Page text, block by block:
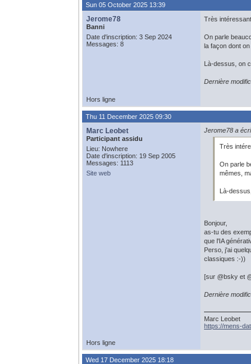
Sun 05 October 2025 13:39
Jerome78
Banni
Date d'inscription: 3 Sep 2024
Messages: 8
Très
On parle
la façon dont
Là-dessus, on
Dernière
Hors ligne
Thu 11 December 2025 09:30
Marc Leobet
Participant assidu
Lieu: Nowhere
Date d'inscription: 19 Sep 2005
Messages: 1113
Site web
Jerome78 a
Très
On parle
mêmes,
Là-
Bonjour,
as-tu des
que l'IA
Perso, j'ai
classiques :-))
[sur @bsky et
Dernière
Marc Leobet
https://mens-
Hors ligne
Wed 17 December 2025 18:18